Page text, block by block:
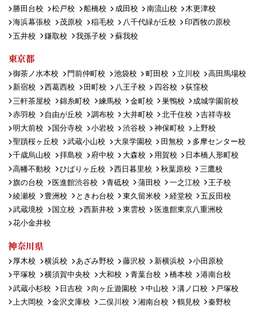
勝田台校
松戸校 船橋校 成田校 南流山校
木更津校
海浜幕張校
茂原校 稲毛校 八千代緑が丘校
印西牧の原校
五井校
鎌取校 我孫子校 蘇我校
東京都
御茶ノ水本校 門前仲町校 池袋校 町田校 立川校
高田馬場校
新宿校
西葛西校 田町校 八王子校 四谷校
荻窪校
三軒茶屋校
錦糸町校 練馬校 金町校 巣鴨校
成城学園前校
赤羽校
自由が丘校 調布校 大井町校 北千住校
吉祥寺校
明大前校
国分寺校 小岩校 渋谷校 神保町校
上野校
聖蹟桜ヶ丘校
武蔵小山校 大泉学園校 田無校
多摩センター校
千歳烏山校
拝島校 府中校 大森校 用賀校
日本橋人形町校
高幡不動校
ひばりヶ丘校 西日暮里校 秋葉原校
三鷹校
旗の台校
医進館渋谷校 青砥校 蒲田校 一之江校
王子校
綾瀬校
豊洲校 ときわ台校 東久留米校 経堂校
五反田校
武蔵境校
国立校 西新井校 東雲校
医進館東京八重洲校
花小金井校
神奈川県
厚木校 横浜校 あざみ野校 藤沢校 新横浜校
小田原校
平塚校
横須賀中央校 大和校 青葉台校 橋本校
港南台校
武蔵小杉校
日吉校 向ヶ丘遊園校 中山校 溝ノ口校
戸塚校
上大岡校
金沢文庫校 二俣川校 湘南台校 鶴見校
秦野校